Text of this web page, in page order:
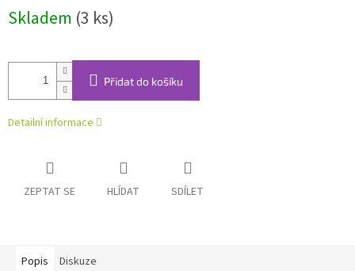
cena:
Skladem (3 ks)
Přidat do košíku
Detailní informace
ZEPTAT SE HLÍDAT SDÍLET
Popis Diskuze